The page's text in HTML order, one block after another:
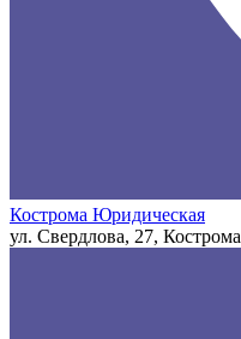
Кострома Юридическая
ул. Свердлова, 27, Кострома